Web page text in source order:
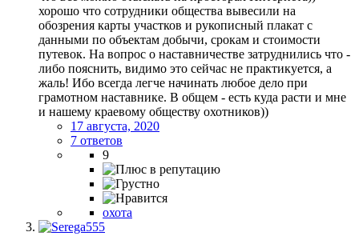
хорошо что сотрудники общества вывесили на
обозрения карты участков и рукописный плакат с
данными по объектам добычи, срокам и стоимости
путевок. На вопрос о наставничестве затруднились что -
либо пояснить, видимо это сейчас не практикуется, а
жаль! Ибо всегда легче начинать любое дело при
грамотном наставнике. В общем - есть куда расти и мне
и нашему краевому обществу охотников))
17 августа, 2020
7 ответов
9
охота